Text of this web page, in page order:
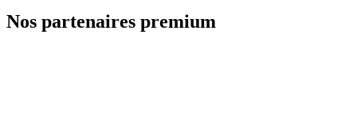
Nos partenaires premium